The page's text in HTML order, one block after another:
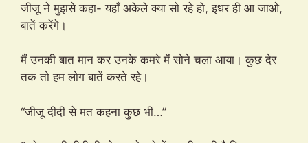
जीजू ने मुझसे कहा- यहाँ अकेले क्या सो रहे हो, इधर ही आ जाओ,
बातें करेंगे।
मैं उनकी बात मान कर उनके कमरे में सोने चला आया। कुछ देर
तक तो हम लोग बातें करते रहे।
“जीजू दीदी से मत कहना कुछ भी…”